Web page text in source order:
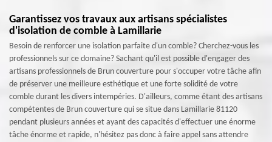
Garantissez vos travaux aux artisans spécialistes
d'isolation de comble à Lamillarie
Besoin de renforcer une isolation parfaite d'un comble? Cherchez-vous les
professionnels sur ce domaine? Sachant qu'il est possible d'engager des
artisans professionnels de Brun couverture pour s'occuper votre tâche afin
de préserver une meilleure esthétique et une forte solidité de votre
comble durant les divers intempéries. D'ailleurs, comme étant des artisans
compétentes de Brun couverture qui se situe dans Lamillarie 81120
pendant plusieurs années et ayant des capacités d'effectuer une énorme
tâche énorme et rapide, n'hésitez pas donc à faire appel sans attendre